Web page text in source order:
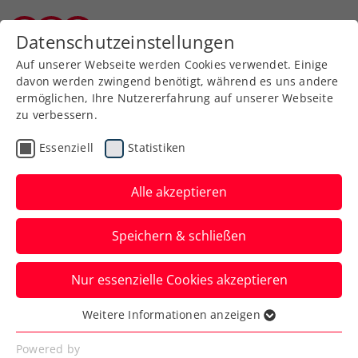
Zurück zur Newsübersicht
Verbands-Info
Energiekostenausgleich
für gemeinnützige
SportstättenbetreiberInnen
jetzt zu beantragen
Ein gewichtiger Teil der
Energiemehrkosten in der Energiekrise
soll SportstättenbetreiberInnen ersetzt
Datenschutzeinstellungen
Auf unserer Webseite werden Cookies verwendet. Einige
davon werden zwingend benötigt, während es uns andere
ermöglichen, Ihre Nutzererfahrung auf unserer Webseite
zu verbessern.
Essenziell Statistiken
Alle akzeptieren
Speichern & schließen
Nur essenzielle Cookies akzeptieren
Essenziell
Essenzielle Cookies werden für grundlegende
Weitere Informationen anzeigen
Powered by